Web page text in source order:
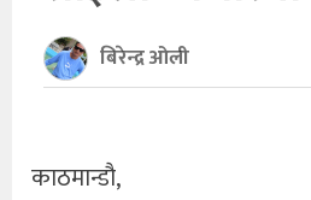
खेलकुद
थप
बिरेन्द्र ओली
काठमान्डौ,